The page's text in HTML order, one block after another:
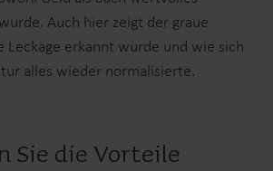
Auch hier zeigt der graue
Leckage erkannt wurde und wie sich
alles wieder normalisierte.
Sie die Vorteile